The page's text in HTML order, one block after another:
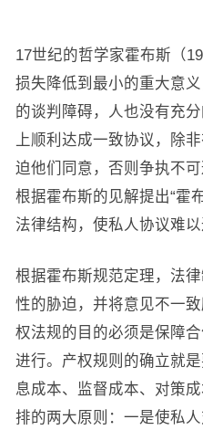
17世纪的哲学家霍布斯（
损失降低到最小的重大意
的谈判障碍，人也没有充
上顺利达成一致协议，除
迫他们同意，否则争执不
根据霍布斯的见解提出“霍
法律结构，使私人协议难
根据霍布斯规范定理，法
性的胁迫，并将意见不一
权法规的目的必须是保障
进行。产权规则的确立就
息成本、监督成本、对策
排的两大原则：一是使私